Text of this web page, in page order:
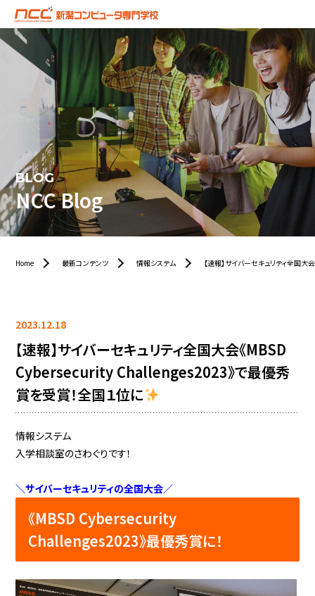
BLOG
NCC Blog
Home 最新コンテンツ 情報システム 【速報】サイバーセキュリティ全国
2023.12.18
【速報】サイバーセキュリティ全国大会《MBSD
Cybersecurity Challenges2023》で最優秀
賞を受賞！全国１位に
情報システム
入学相談室のさわぐりです！
＼サイバーセキュリティの全国大会／
《MBSD Cybersecurity
Challenges2023》最優秀賞に！